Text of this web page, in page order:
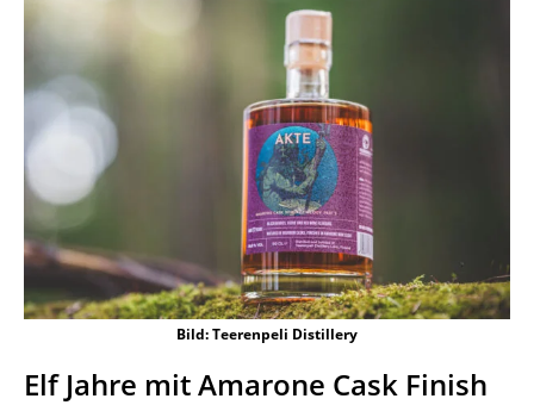
Bild: Teerenpeli Distillery
Elf Jahre mit Amarone Cask Finish